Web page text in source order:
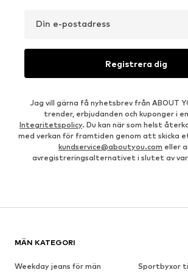
Din e-postadress
Registrera dig
Jag vill gärna få nyhetsbrev från ABOUT
trender, erbjudanden och kuponger i
Integritetspolicy. Du kan när som helst
med verkan för framtiden genom att skicka
kundservice@aboutyou.com eller
avregistreringsalternativet i slutet av
MÄN KATEGORI
Weekday jeans för män
Sportbyxor